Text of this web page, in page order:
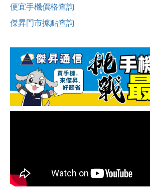
便宜手機價格查詢
傑昇門市據點查詢